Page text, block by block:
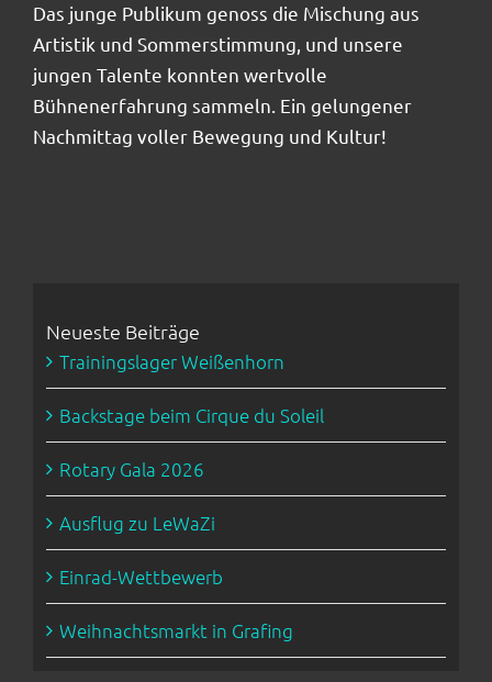
Das junge Publikum genoss die Mischung aus
Artistik und Sommerstimmung, und unsere
jungen Talente konnten wertvolle
Bühnenerfahrung sammeln. Ein gelungener
Nachmittag voller Bewegung und Kultur!
Neueste Beiträge
Trainingslager Weißenhorn
Backstage beim Cirque du Soleil
Rotary Gala 2026
Ausflug zu LeWaZi
Einrad-Wettbewerb
Weihnachtsmarkt in Grafing